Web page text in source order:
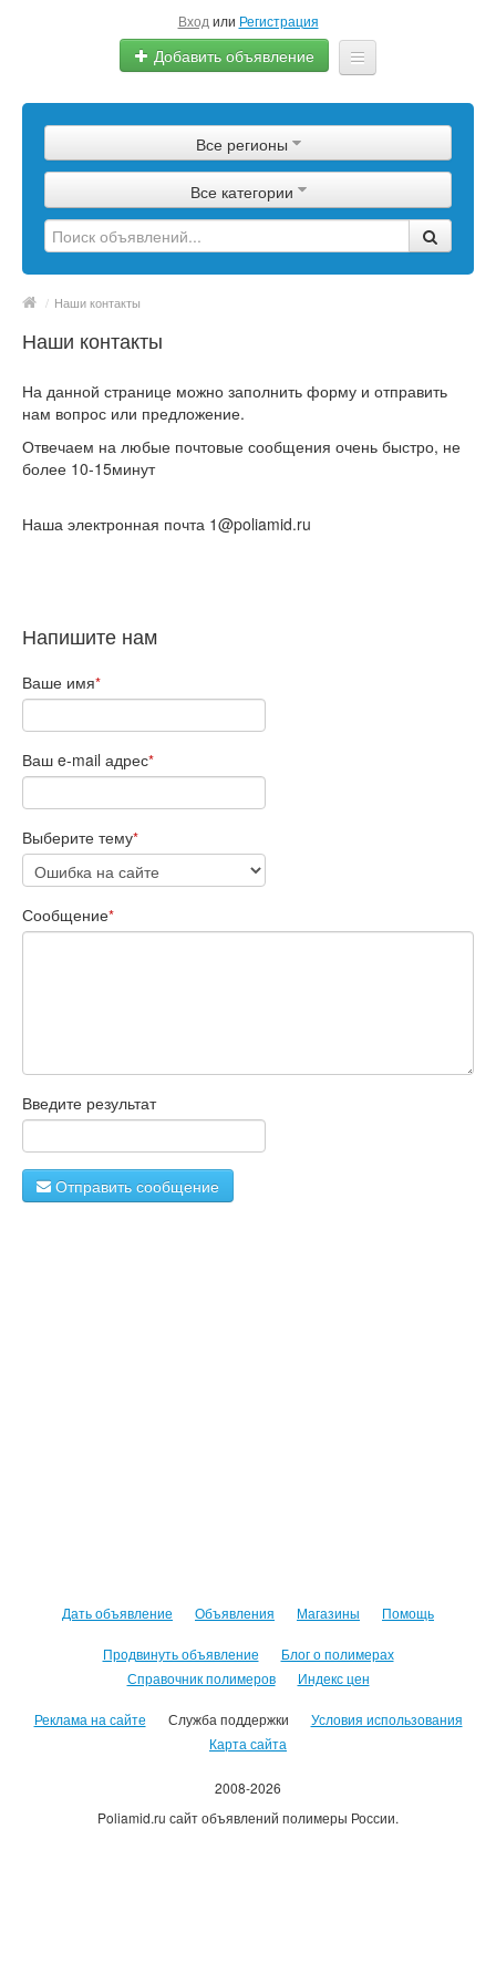
Вход или Регистрация
Добавить объявление
Сырье
Изделия
Оборудование
Все регионы
Все категории
/ Наши контакты
Наши контакты
На данной странице можно заполнить форму и отправить
нам вопрос или предложение.
Отвечаем на любые почтовые сообщения очень быстро, не
более 10-15минут
Наша электронная почта 1@poliamid.ru
Напишите нам
Ваше имя*
Ваш e-mail адрес*
Выберите тему*
Сообщение*
Введите результат
Отправить сообщение
Дать объявление Объявления Магазины Помощь
Продвинуть объявление
Блог о полимерах
Справочник полимеров
Индекс цен
Реклама на сайте Служба поддержки
Условия использования
Карта сайта
2008-2026
Poliamid.ru сайт объявлений полимеры России.